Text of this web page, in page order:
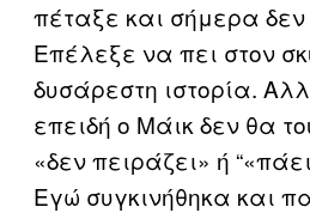
πέταξε και σήμερα δεν
Επέλεξε να πει στον
δυσάρεστη ιστορία.
επειδή ο Μάικ δεν θα
«δεν πειράζει» ή
Εγώ συγκινήθηκα και